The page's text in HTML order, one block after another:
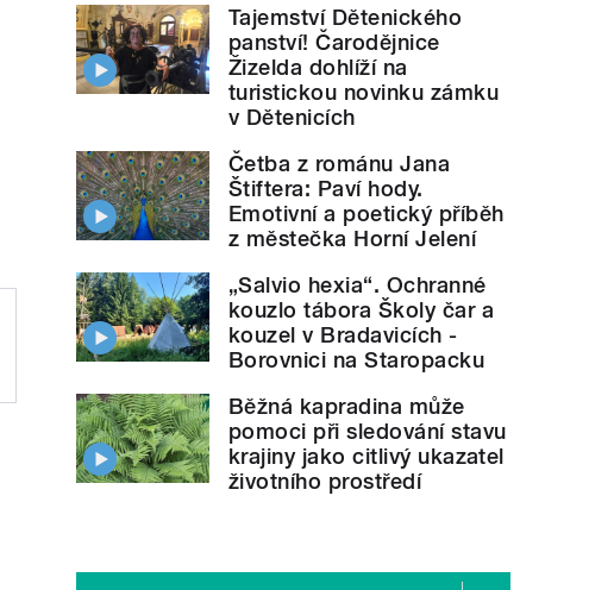
Tři nové knihy o Novopacku
Tajemství Dětenického
panství! Čarodějnice
Žizelda dohlíží na
turistickou novinku zámku
v Dětenicích
Četba z románu Jana
Štiftera: Paví hody.
Emotivní a poetický příběh
z městečka Horní Jelení
„Salvio hexia“. Ochranné
kouzlo tábora Školy čar a
kouzel v Bradavicích -
Borovnici na Staropacku
Běžná kapradina může
pomoci při sledování stavu
krajiny jako citlivý ukazatel
životního prostředí